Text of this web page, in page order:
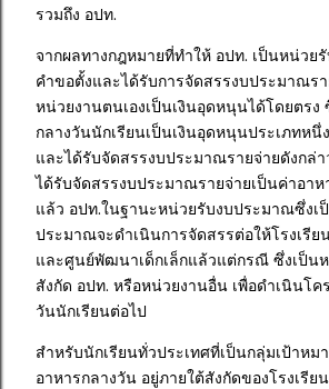
รวมถึง อปท.
จากผลทางกฎหมายที่ทำให้ อปท. เป็นหน่ว
คำขอตั้งและได้รับการจัดสรรงบประมาณร
หน่วยงานตนเองเป็นเงินอุดหนุนได้โดยตรง
กลางวันนักเรียนเป็นเงินอุดหนุนประเภทห
และได้รับจัดสรรงบประมาณรายจ่ายดังกล่า
ได้รับจัดสรรงบประมาณรายจ่ายเป็นค่าอาห
แล้ว อปท.ในฐานะหน่วยรับงบประมาณซึ่งเ
ประมาณจะดำเนินการจัดสรรต่อให้โรงเรีย
และศูนย์พัฒนาเด็กเล็กแล้วแต่กรณี ซึ่งเป็น
สังกัด อปท. หรือหน่วยงานอื่น เพื่อดำเนินโค
วันนักเรียนต่อไป
สำหรับนักเรียนทั่วประเทศที่เป็นกลุ่มเป้าหม
อาหารกลางวัน อยู่ภายใต้สังกัดของโรงเรี